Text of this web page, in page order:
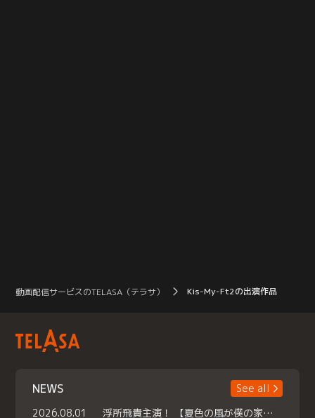
動画配信サービスのTELASA（テラサ） Kis-My-Ft2の出演作品
NEWS
See all
2026.08.01
浮所飛貴主演！ 【夏色の風が僕の家にやってきた】 本日よりテラサで独占配信スタート！